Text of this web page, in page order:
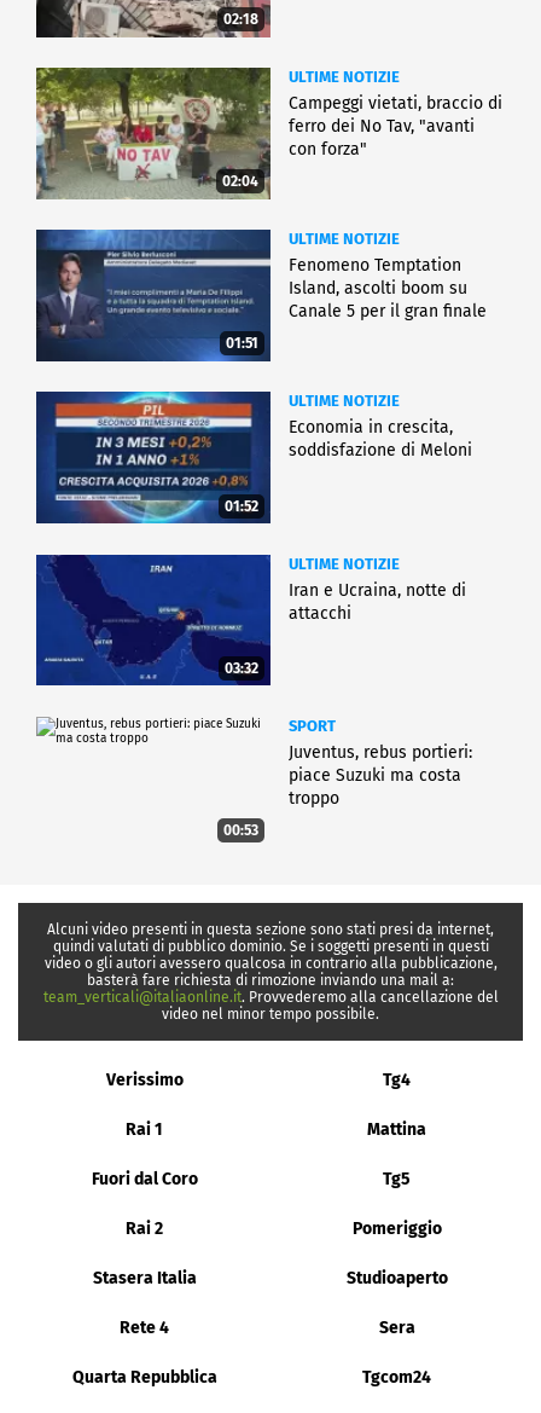
02:18
02:04
ULTIME NOTIZIE
Campeggi vietati, braccio di
ferro dei No Tav, "avanti
con forza"
01:51
ULTIME NOTIZIE
Fenomeno Temptation
Island, ascolti boom su
Canale 5 per il gran finale
01:52
ULTIME NOTIZIE
Economia in crescita,
soddisfazione di Meloni
03:32
ULTIME NOTIZIE
Iran e Ucraina, notte di
attacchi
00:53
SPORT
Juventus, rebus portieri:
piace Suzuki ma costa
troppo
Alcuni video presenti in questa sezione sono stati presi da internet,
quindi valutati di pubblico dominio. Se i soggetti presenti in questi
video o gli autori avessero qualcosa in contrario alla pubblicazione,
basterà fare richiesta di rimozione inviando una mail a:
team_verticali@italiaonline.it. Provvederemo alla cancellazione del
video nel minor tempo possibile.
Verissimo Tg4
Rai 1 Mattina
Fuori dal Coro Tg5
Rai 2 Pomeriggio
Stasera Italia Studioaperto
Rete 4 Sera
Quarta Repubblica Tgcom24